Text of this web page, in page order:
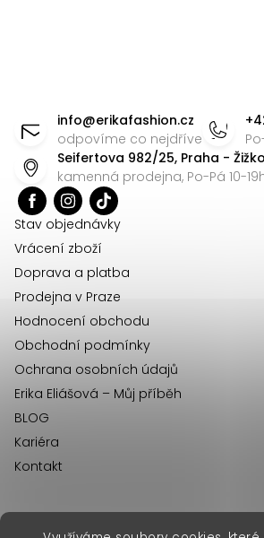
info@erikafashion.cz
odpovíme co nejdříve
Seifertova 982/25, Praha -
kamenná prodejna, Po-Pá 10-
Stav objednávky
Vrácení zboží
Doprava a platba
Prodejna v Praze
Hodnocení obchodu
Obchodní podmínky
Ochrana osobních údajů
Erika Eliášová – Můj příběh
BLOG
Kariéra
Kontakt